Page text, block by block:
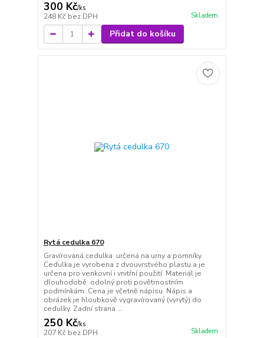
300 Kč/ks
248 Kč bez DPH Skladem
Přidat do košíku
Rytá cedulka 670
Gravírovaná cedulka určená na urny a pomníky.
Cedulka je vyrobena z dvouvrstvého plastu a je
určena pro venkovní i vnitřní použití. Materiál je
dlouhodobě odolný proti povětrnostním
podmínkám. Cena je včetně nápisu. Nápis a
obrázek je hloubkově vygravírovaný (vyrytý) do
cedulky. Zadní strana ...
250 Kč/ks
207 Kč bez DPH Skladem